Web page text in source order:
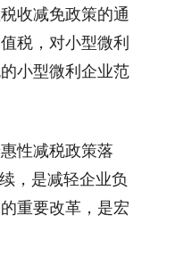
收减免政策的通
税，对小型微利
小型微利企业范
性减税政策落
，是减轻企业负
重要改革，是宏